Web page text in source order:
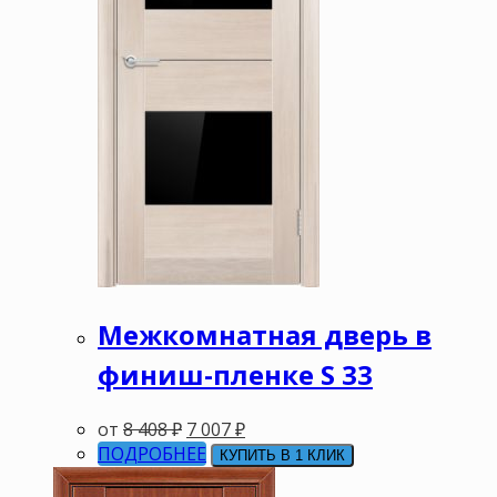
Межкомнатная дверь в
финиш-пленке S 33
от 8 408₽ 7 007₽
ПОДРОБНЕЕ
КУПИТЬ В 1 КЛИК